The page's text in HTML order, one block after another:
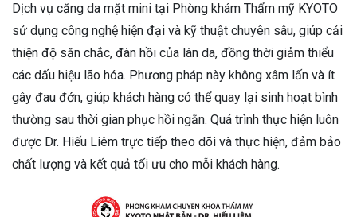
Dịch vụ căng da mặt mini tại Phòng khám Thẩm mỹ KYOTO
sử dụng công nghệ hiện đại và kỹ thuật chuyên sâu, giúp cải
thiện độ săn chắc, đàn hồi của làn da, đồng thời giảm thiểu
các dấu hiệu lão hóa. Phương pháp này không xâm lấn và ít
gây đau đớn, giúp khách hàng có thể quay lại sinh hoạt bình
thường sau thời gian phục hồi ngắn. Quá trình thực hiện luôn
được Dr. Hiếu Liêm trực tiếp theo dõi và thực hiện, đảm bảo
chất lượng và kết quả tối ưu cho mỗi khách hàng.